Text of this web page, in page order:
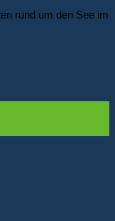
rund um den See im